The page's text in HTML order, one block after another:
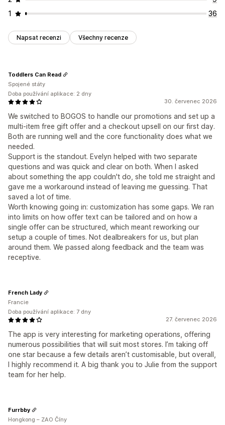
1
36
Napsat recenzi Všechny recenze
30. červenec 2026
We switched to BOGOS to handle our promotions and set up a
multi-item free gift offer and a checkout upsell on our first day.
Both are running well and the core functionality does what we
needed.
Support is the standout. Evelyn helped with two separate
questions and was quick and clear on both. When I asked
about something the app couldn't do, she told me straight and
gave me a workaround instead of leaving me guessing. That
saved a lot of time.
Worth knowing going in: customization has some gaps. We ran
into limits on how offer text can be tailored and on how a
single offer can be structured, which meant reworking our
setup a couple of times. Not dealbreakers for us, but plan
around them. We passed along feedback and the team was
receptive.
Toddlers Can Read
Spojené státy
Doba používání aplikace: 2 dny
27. červenec 2026
The app is very interesting for marketing operations, offering
numerous possibilities that will suit most stores. I’m taking off
one star because a few details aren’t customisable, but overall,
I highly recommend it. A big thank you to Julie from the support
team for her help.
French Lady
Francie
Doba používání aplikace: 7 dny
Furrbby
Hongkong – ZAO Číny